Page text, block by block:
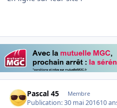
Pascal 45 Membre
Publication:30 mai 201610